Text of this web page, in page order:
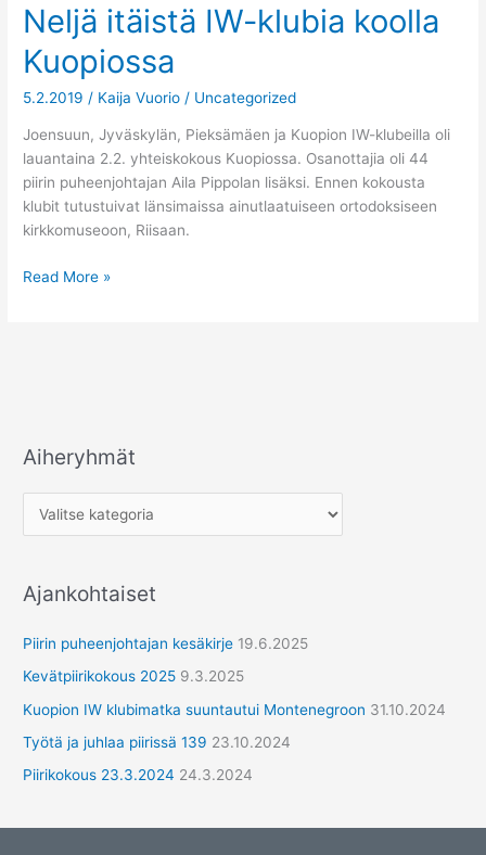
Neljä itäistä IW-klubia koolla
Kuopiossa
5.2.2019 / Kaija Vuorio / Uncategorized
Joensuun, Jyväskylän, Pieksämäen ja Kuopion IW-klubeilla oli
lauantaina 2.2. yhteiskokous Kuopiossa. Osanottajia oli 44
piirin puheenjohtajan Aila Pippolan lisäksi. Ennen kokousta
klubit tutustuivat länsimaissa ainutlaatuiseen ortodoksiseen
kirkkomuseoon, Riisaan.
Neljä
itäistä
IW-
koolla
Kuopiossa
Read More »
Aiheryhmät
A
y
t
Ajankohtaiset
Piirin puheenjohtajan kesäkirje 19.6.2025
Kevätpiirikokous 2025 9.3.2025
Kuopion IW klubimatka suuntautui Montenegroon 31.10.2024
Työtä ja juhlaa piirissä 139 23.10.2024
Piirikokous 23.3.2024 24.3.2024